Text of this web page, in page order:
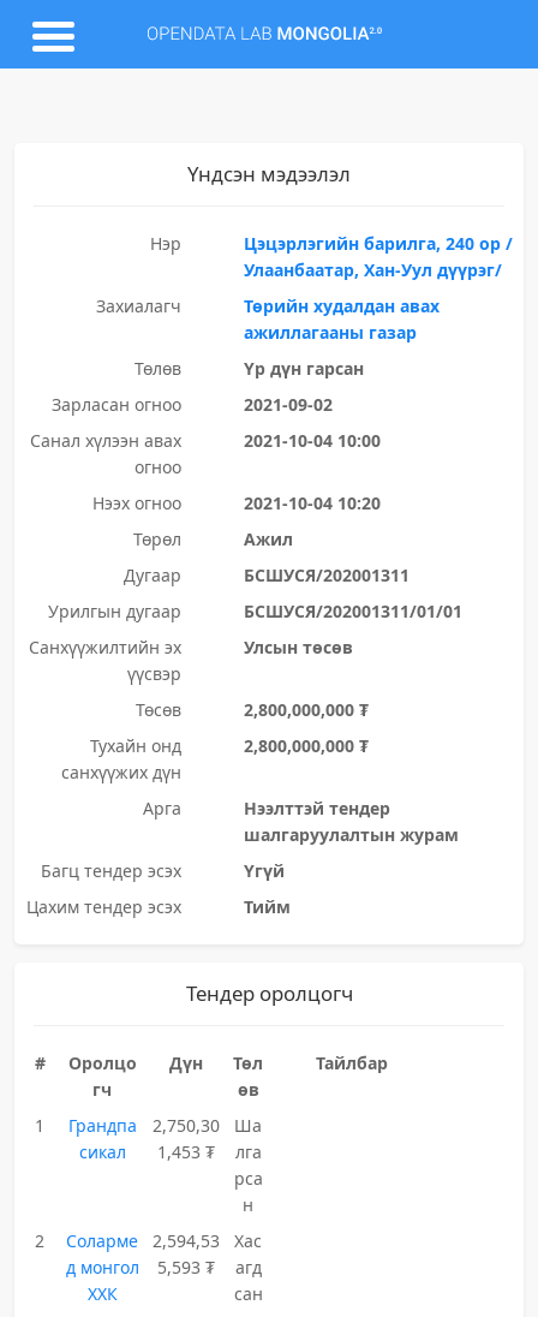
Үндсэн мэдээлэл
Нэр
Цэцэрлэгийн барилга, 240 ор /
Улаанбаатар, Хан-Уул дүүрэг/
Захиалагч
Төрийн худалдан авах
ажиллагааны газар
Төлөв
Үр дүн гарсан
Зарласан огноо
2021-09-02
Санал хүлээн авах
огноо
2021-10-04 10:00
Нээх огноо
2021-10-04 10:20
Төрөл
Ажил
Дугаар
БСШУСЯ/202001311
Урилгын дугаар
БСШУСЯ/202001311/01/01
Санхүүжилтийн эх
үүсвэр
Улсын төсөв
Төсөв
2,800,000,000 ₮
Тухайн онд
санхүүжих дүн
2,800,000,000 ₮
Арга
Нээлттэй тендер
шалгаруулалтын журам
Багц тендер эсэх
Үгүй
Цахим тендер эсэх
Тийм
Тендер оролцогч
#
Оролцо
гч
Дүн
Төл
өв
Тайлбар
1
Грандпа
сикал
2,750,30
1,453 ₮
Ша
лга
рса
н
2
Соларме
д монгол
ХХК
2,594,53
5,593 ₮
Хас
агд
сан